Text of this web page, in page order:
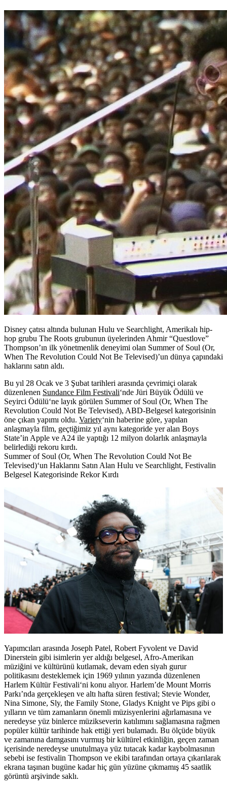
Disney çatısı altında bulunan Hulu ve Searchlight, Amerikalı hip-
hop grubu The Roots grubunun üyelerinden Ahmir “Questlove”
Thompson’ın ilk yönetmenlik deneyimi olan Summer of Soul (Or,
When The Revolution Could Not Be Televised)’un dünya çapındaki
haklarını satın aldı.
Bu yıl 28 Ocak ve 3 Şubat tarihleri arasında çevrimiçi olarak
düzenlenen Sundance Film Festivali‘nde Jüri Büyük Ödülü ve
Seyirci Ödülü‘ne layık görülen Summer of Soul (Or, When The
Revolution Could Not Be Televised), ABD-Belgesel kategorisinin
öne çıkan yapımı oldu. Variety‘nin haberine göre, yapılan
anlaşmayla film, geçtiğimiz yıl aynı kategoride yer alan Boys
State’in Apple ve A24 ile yaptığı 12 milyon dolarlık anlaşmayla
belirlediği rekoru kırdı.
Summer of Soul (Or, When The Revolution Could Not Be
Televised)‘un Haklarını Satın Alan Hulu ve Searchlight, Festivalin
Belgesel Kategorisinde Rekor Kırdı
Yapımcıları arasında Joseph Patel, Robert Fyvolent ve David
Dinerstein gibi isimlerin yer aldığı belgesel, Afro-Amerikan
müziğini ve kültürünü kutlamak, devam eden siyah gurur
politikasını desteklemek için 1969 yılının yazında düzenlenen
Harlem Kültür Festivali‘ni konu alıyor. Harlem’de Mount Morris
Parkı’nda gerçekleşen ve altı hafta süren festival; Stevie Wonder,
Nina Simone, Sly, the Family Stone, Gladys Knight ve Pips gibi o
yılların ve tüm zamanların önemli müzisyenlerini ağırlamasına ve
neredeyse yüz binlerce müzikseverin katılımını sağlamasına rağmen
popüler kültür tarihinde hak ettiği yeri bulamadı. Bu ölçüde büyük
ve zamanına damgasını vurmuş bir kültürel etkinliğin, geçen zaman
içerisinde neredeyse unutulmaya yüz tutacak kadar kaybolmasının
sebebi ise festivalin Thompson ve ekibi tarafından ortaya çıkarılarak
ekrana taşınan bugüne kadar hiç gün yüzüne çıkmamış 45 saatlik
görüntü arşivinde saklı.